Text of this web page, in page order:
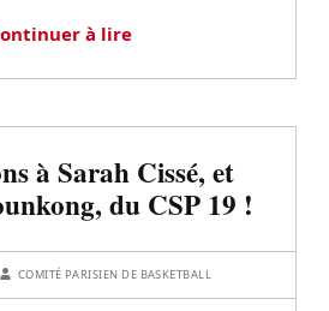
à lire
à Sarah Cissé, et
du CSP 19 !
COMITÉ PARISIEN DE BASKETBALL